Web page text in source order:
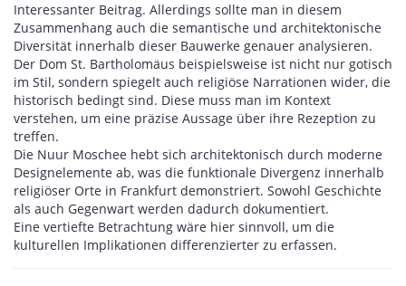
Interessanter Beitrag. Allerdings sollte man in diesem
Zusammenhang auch die semantische und architektonische
Diversität innerhalb dieser Bauwerke genauer analysieren.
Der Dom St. Bartholomäus beispielsweise ist nicht nur gotisch
im Stil, sondern spiegelt auch religiöse Narrationen wider, die
historisch bedingt sind. Diese muss man im Kontext
verstehen, um eine präzise Aussage über ihre Rezeption zu
treffen.
Die Nuur Moschee hebt sich architektonisch durch moderne
Designelemente ab, was die funktionale Divergenz innerhalb
religiöser Orte in Frankfurt demonstriert. Sowohl Geschichte
als auch Gegenwart werden dadurch dokumentiert.
Eine vertiefte Betrachtung wäre hier sinnvoll, um die
kulturellen Implikationen differenzierter zu erfassen.